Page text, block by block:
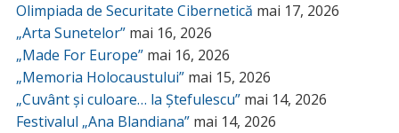
Olimpiada de Securitate Cibernetică mai 17, 2026
„Arta Sunetelor” mai 16, 2026
„Made For Europe” mai 16, 2026
„Memoria Holocaustului” mai 15, 2026
„Cuvânt și culoare… la Ștefulescu” mai 14, 2026
Festivalul „Ana Blandiana” mai 14, 2026